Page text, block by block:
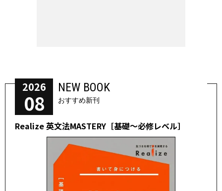
2026
08
NEW BOOK
おすすめ新刊
Realize 英文法MASTERY［基礎～必修レベル］